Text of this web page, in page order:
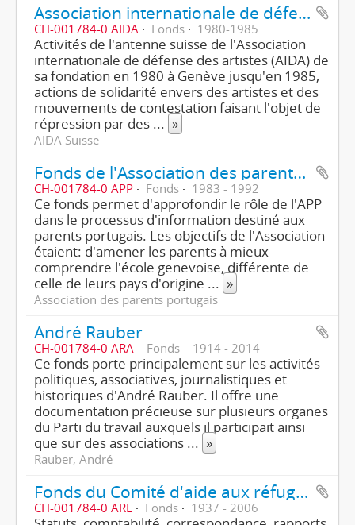
Association internationale de défense des artistes, section suisse
CH-001784-0 AIDA Fonds 1980-1985
Activités de l'antenne suisse de l'Association
internationale de défense des artistes (AIDA) de
sa fondation en 1980 à Genève jusqu'en 1985,
actions de solidarité envers des artistes et des
mouvements de contestation faisant l'objet de
répression par des ... »
AIDA Suisse
Fonds de l'Association des parents portugais
CH-001784-0 APP Fonds 1983 - 1992
Ce fonds permet d'approfondir le rôle de l'APP
dans le processus d'information destiné aux
parents portugais. Les objectifs de l'Association
étaient: d'amener les parents à mieux
comprendre l'école genevoise, différente de
celle de leurs pays d'origine ... »
Association des parents portugais
André Rauber
CH-001784-0 ARA Fonds 1914 - 2014
Ce fonds porte principalement sur les activités
politiques, associatives, journalistiques et
historiques d'André Rauber. Il offre une
documentation précieuse sur plusieurs organes
du Parti du travail auxquels il participait ainsi
que sur des associations ... »
Rauber, André
Fonds du Comité d'aide aux réfugiés espagnols
CH-001784-0 ARE Fonds 1937 - 2006